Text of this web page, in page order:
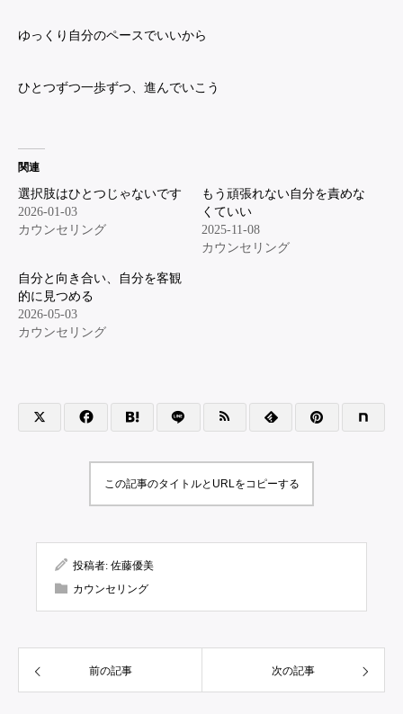
ゆっくり自分のペースでいいから
ひとつずつ一歩ずつ、進んでいこう
関連
選択肢はひとつじゃないです
2026-01-03
カウンセリング
もう頑張れない自分を責めな
くていい
2025-11-08
カウンセリング
自分と向き合い、自分を客観
的に見つめる
2026-05-03
カウンセリング
この記事のタイトルとURLをコピーする
投稿者: 佐藤優美
カウンセリング
前の記事 次の記事